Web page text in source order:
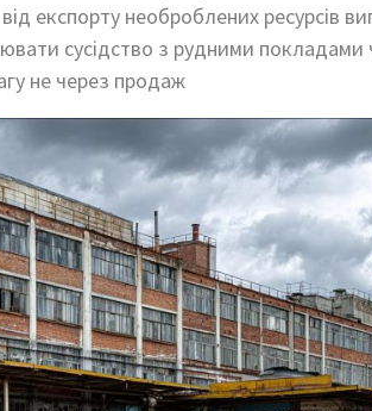
експорту необроблених ресурсів
сусідство з рудними
не через продаж